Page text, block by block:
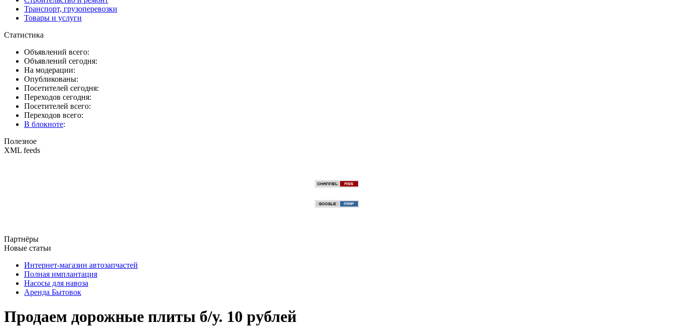
Транспорт, грузоперевозки
Товары и услуги
Статистика
Объявлений всего:
Объявлений сегодня:
На модерации:
Опубликованы:
Посетителей сегодня:
Переходов сегодня:
Посетителей всего:
Переходов всего:
В блокноте:
Полезное
XML feeds
Партнёры
Новые статьи
Интернет-магазин автозапчастей
Полная имплантация
Насосы для навоза
Аренда Бытовок
Продаем дорожные плиты б/у. 10 рублей